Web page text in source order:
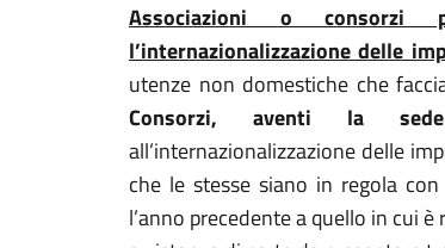
Associazioni o
l’internazionalizzazione delle
utenze non domestiche che
Consorzi, aventi la
all’internazionalizzazione delle
che le stesse siano in regola
l’anno precedente a quello in cui